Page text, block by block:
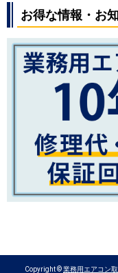
パナソニック
お得な情報・お
Copyright ©業務用エアコン